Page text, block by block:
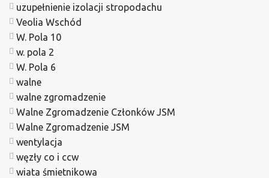
uzupełnienie izolacji stropodachu
Veolia Wschód
W. Pola 10
w. pola 2
W. Pola 6
walne
walne zgromadzenie
Walne Zgromadzenie Członków JSM
Walne Zgromadzenie JSM
wentylacja
węzły co i ccw
wiata śmietnikowa